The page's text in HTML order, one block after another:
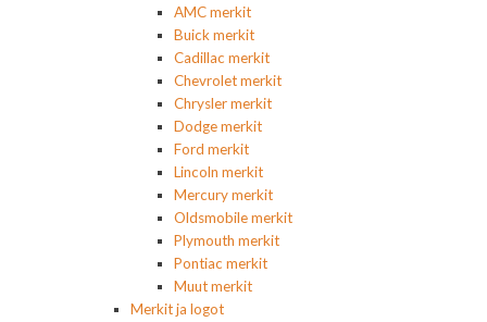
AMC merkit
Buick merkit
Cadillac merkit
Chevrolet merkit
Chrysler merkit
Dodge merkit
Ford merkit
Lincoln merkit
Mercury merkit
Oldsmobile merkit
Plymouth merkit
Pontiac merkit
Muut merkit
Merkit ja logot